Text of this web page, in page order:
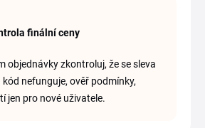
finální ceny
objednávky zkontroluj, že se sleva
nefunguje, ověř podmínky,
jen pro nové uživatele.